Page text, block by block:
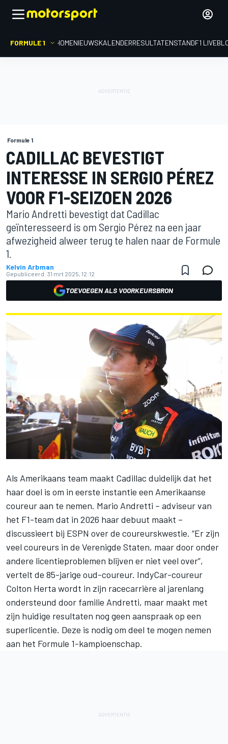
FORMULE 1 HOMENIEUWSKALENDERRESULTATENSTANDF1
Formule 1
CADILLAC BEVESTIGT
INTERESSE IN SERGIO PÉREZ
VOOR F1-SEIZOEN 2026
Mario Andretti bevestigt dat Cadillac
geïnteresseerd is om Sergio Pérez na een jaar
afwezigheid alweer terug te halen naar de Formule
1.
Kelvin Arbman
Gepubliceerd: 31 mrt 2025, 12:12
TOEVOEGEN ALS VOORKEURSBRON
Als Amerikaans team maakt Cadillac duidelijk dat het
haar doel is om in eerste instantie een Amerikaanse
coureur aan te nemen. Mario Andretti – adviseur van
het F1-team dat in 2026 haar debuut maakt –
discussieert bij ESPN over de coureurskwestie. “Er zijn
veel coureurs in de Verenigde Staten, maar door onder
andere licentieproblemen blijven er niet veel over”,
vertelt de 85-jarige oud-coureur. IndyCar-coureur
Colton Herta wordt in zijn racecarrière al jarenlang
ondersteund door familie Andretti, maar maakt met
zijn huidige resultaten nog geen aanspraak op een
superlicentie. Deze is nodig om deel te mogen nemen
aan het Formule 1-kampioenschap.